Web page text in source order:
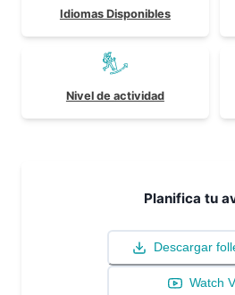
Idiomas Disponibles
Nivel de actividad
Planifica tu
Descargar
Watch